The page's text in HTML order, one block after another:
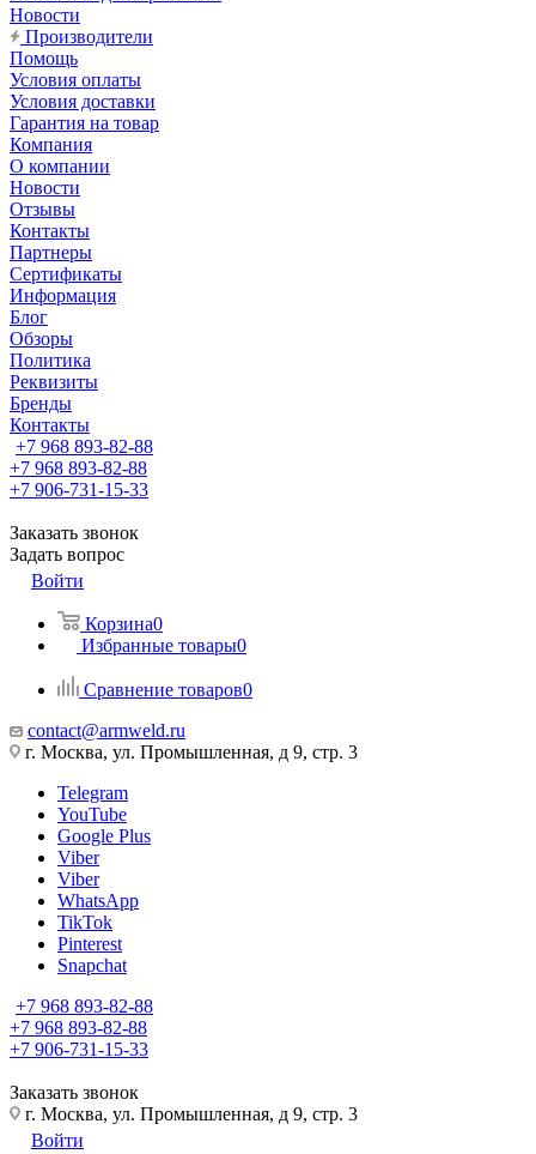
Новости
Производители
Помощь
Условия оплаты
Условия доставки
Гарантия на товар
Компания
О компании
Новости
Отзывы
Контакты
Партнеры
Сертификаты
Информация
Блог
Обзоры
Политика
Реквизиты
Бренды
Контакты
+7 968 893-82-88
+7 968 893-82-88
+7 906-731-15-33
Заказать звонок
Задать вопрос
Войти
Корзина0
Избранные товары0
Сравнение товаров0
contact@armweld.ru
г. Москва, ул. Промышленная, д 9, стр. 3
Telegram
YouTube
Google Plus
Viber
Viber
WhatsApp
TikTok
Pinterest
Snapchat
+7 968 893-82-88
+7 968 893-82-88
+7 906-731-15-33
Заказать звонок
г. Москва, ул. Промышленная, д 9, стр. 3
Войти